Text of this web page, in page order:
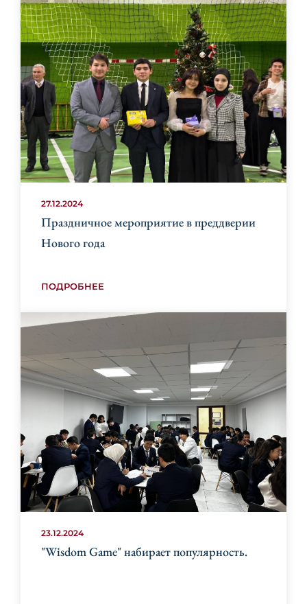
27.12.2024
Праздничное мероприятие в преддверии
Нового года
ПОДРОБНЕЕ
23.12.2024
"Wisdom Game" набирает популярность.